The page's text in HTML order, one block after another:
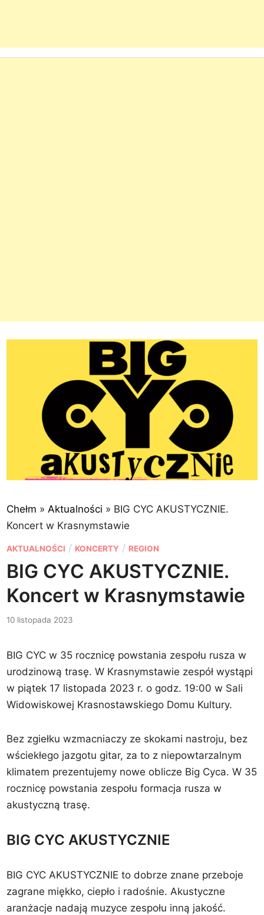
Chełm »Aktualności » BIG CYC AKUSTYCZNIE.
Koncert w Krasnymstawie
P
o
s
AKTUALNOŚCI / KONCERTY / REGION
BIG CYC AKUSTYCZNIE.
Koncert w Krasnymstawie
10 listopada 2023
BIG CYC w 35 rocznicę powstania zespołu rusza w
urodzinową trasę. W Krasnymstawie zespół wystąpi
w piątek 17 listopada 2023 r. o godz. 19:00 w Sali
Widowiskowej Krasnostawskiego Domu Kultury.
Bez zgiełku wzmacniaczy ze skokami nastroju, bez
wściekłego jazgotu gitar, za to z niepowtarzalnym
klimatem prezentujemy nowe oblicze Big Cyca. W 35
rocznicę powstania zespołu formacja rusza w
akustyczną trasę.
BIG CYC AKUSTYCZNIE
BIG CYC AKUSTYCZNIE to dobrze znane przeboje
zagrane miękko, ciepło i radośnie. Akustyczne
aranżacje nadają muzyce zespołu inną jakość.